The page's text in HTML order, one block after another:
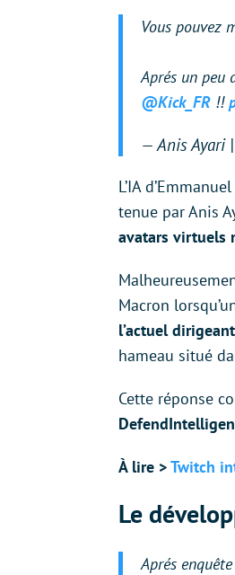
Vous pouvez
Aprés un peu
@Kick_FR !!
— Anis Ayari
L’IA
tenue par Anis
avatars virtuels
Macron
l’actuel
hameau situé
Cette réponse
À lire >Twitch
Le
Aprés